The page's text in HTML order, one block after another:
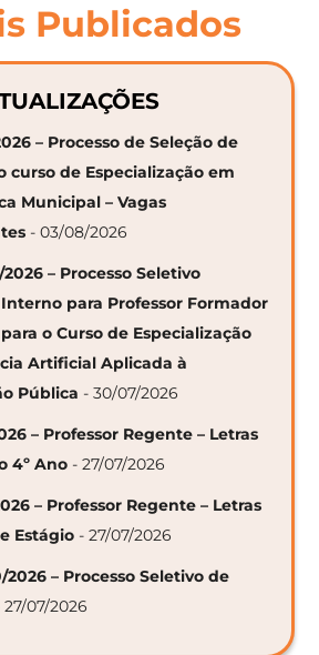
Publicados
– Processo de Seleção de
curso de Especialização em
Municipal – Vagas
- 03/08/2026
– Processo Seletivo
para Professor Formador
o Curso de Especialização
Artificial Aplicada à
Pública - 30/07/2026
– Professor Regente – Letras
4º Ano - 27/07/2026
– Professor Regente – Letras
Estágio - 27/07/2026
2026 – Processo Seletivo de
27/07/2026